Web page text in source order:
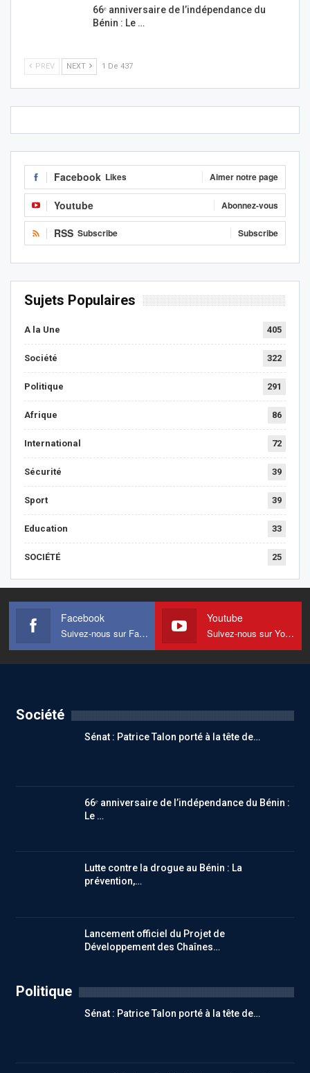
66ᵉ anniversaire de l’indépendance du
Bénin : Le …
PREV NEXT 1 De 437
Facebook Likes Aimer notre page
Youtube Abonnez-vous
RSS Subscribe Subscribe
Sujets Populaires
A la Une 405
Société 322
Politique 291
Afrique 86
International 72
Sécurité 39
Sport 39
Education 33
SOCIÉTÉ 25
Facebook
Suivez-nous sur Facebook
Youtube
Suivez-nous sur Youtube
Société
Sénat : Patrice Talon porté à la tête de…
66ᵉ anniversaire de l’indépendance du Bénin :
Le …
Lutte contre la drogue au Bénin : La
prévention,…
Lancement officiel du Projet de
Développement des Chaînes…
Politique
Sénat : Patrice Talon porté à la tête de…